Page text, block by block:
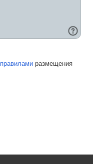
правилами размещения